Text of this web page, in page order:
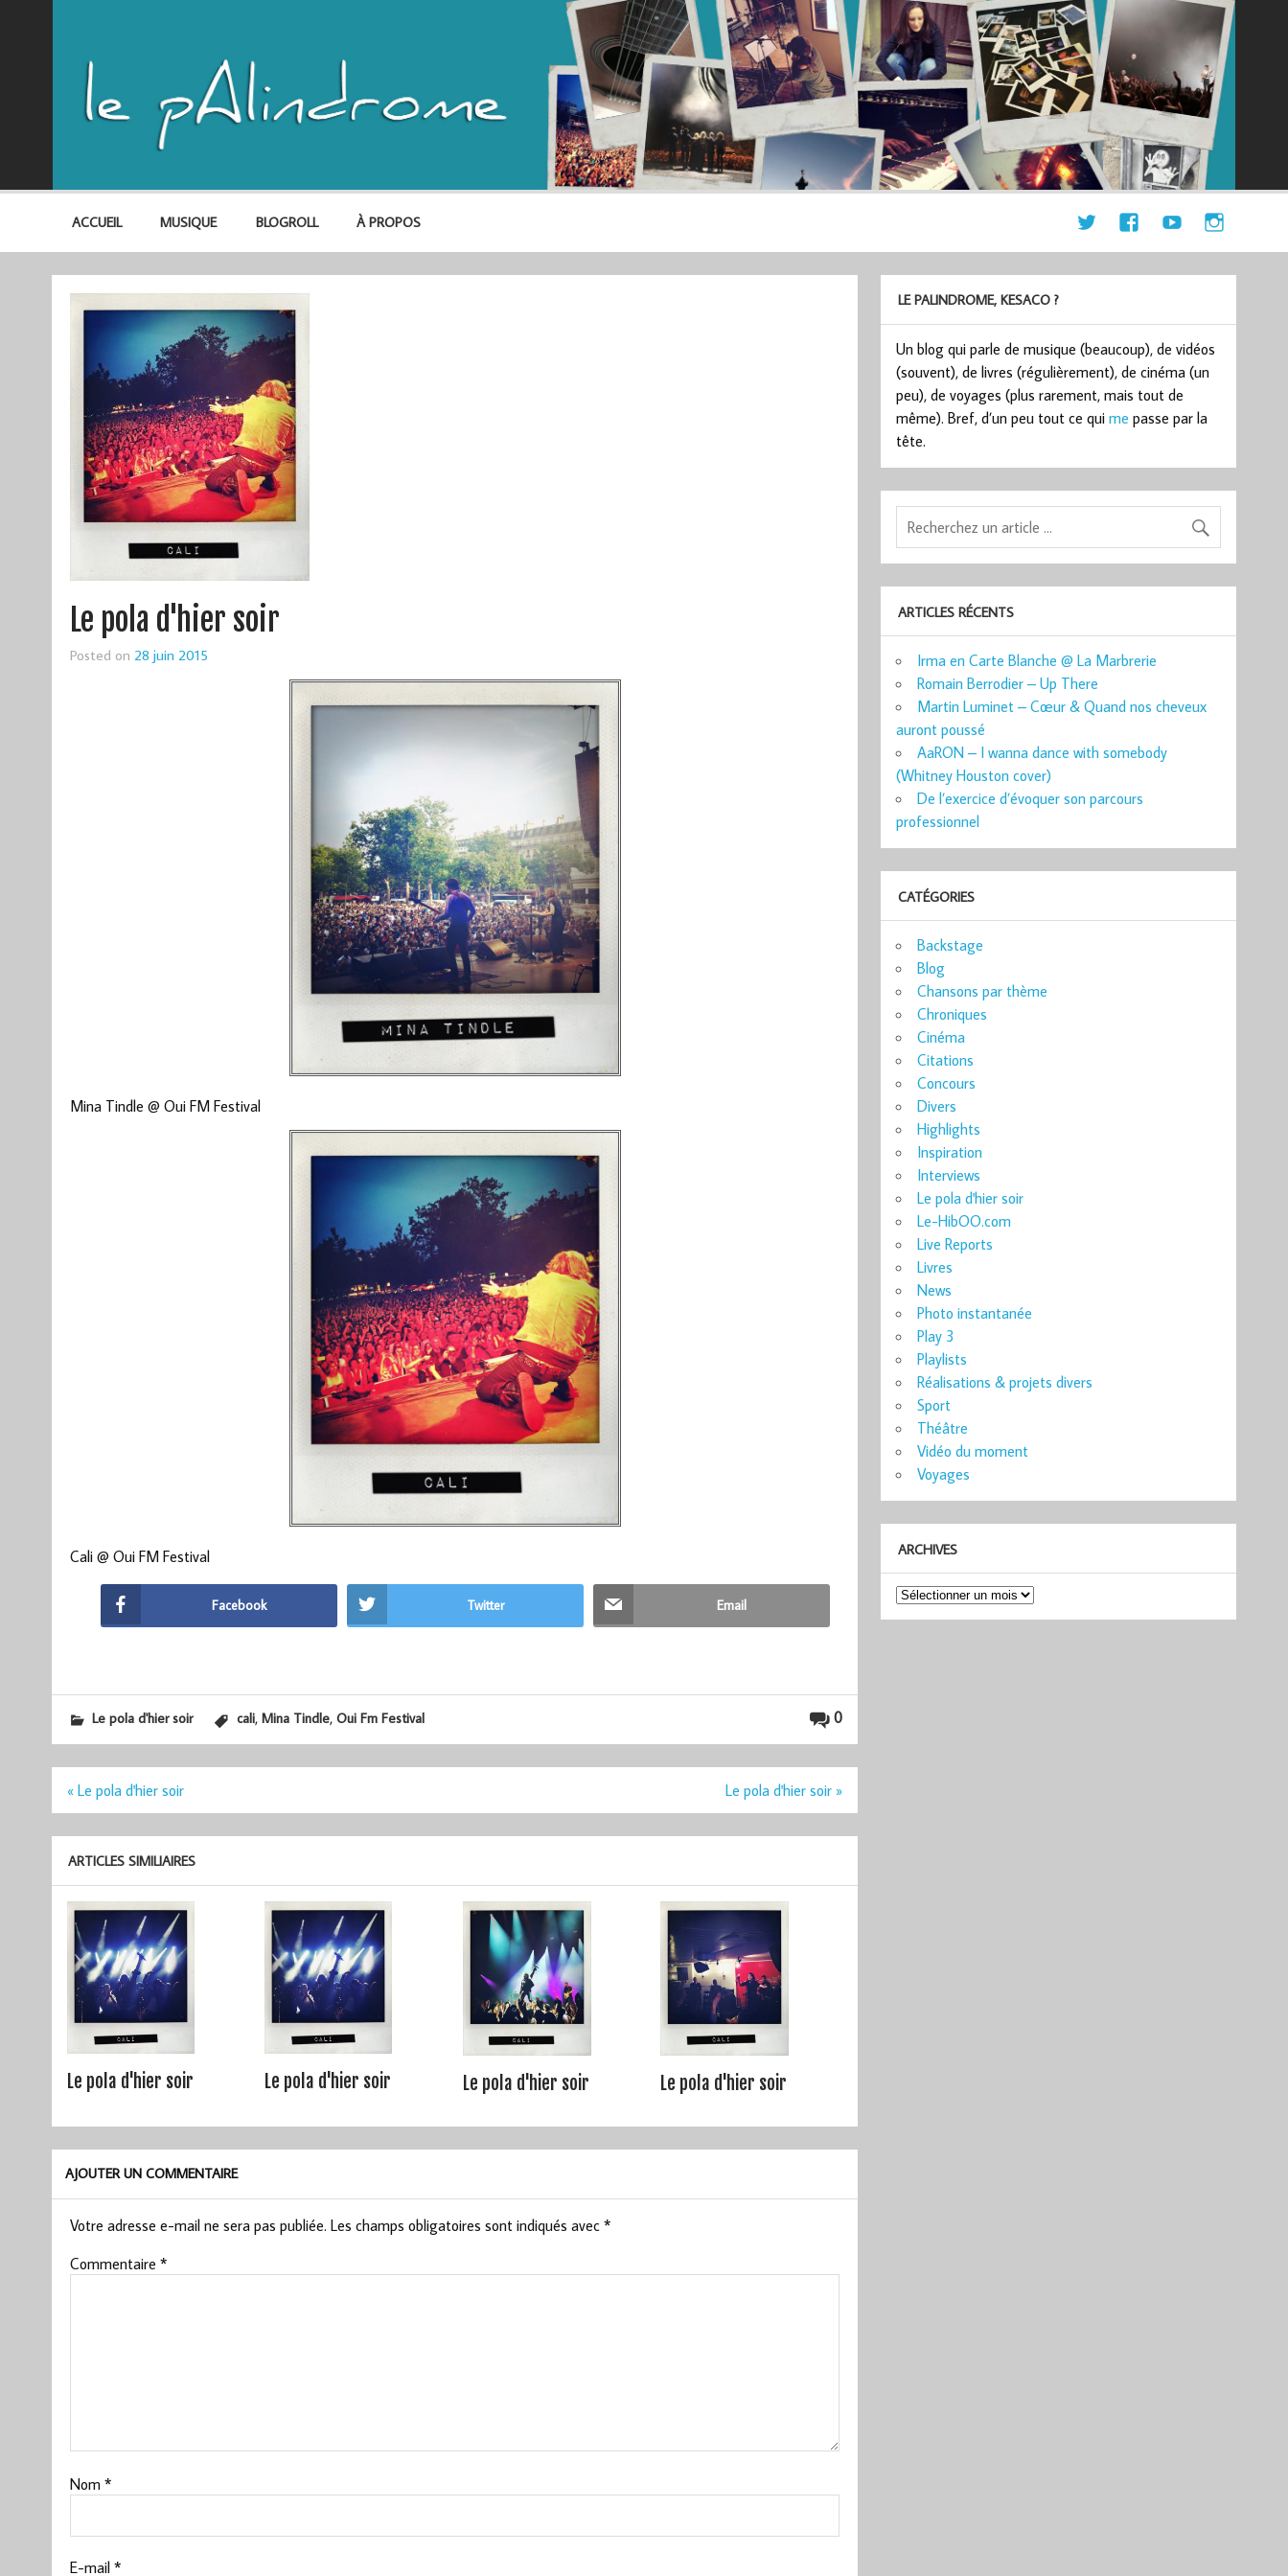
ACCUEIL MUSIQUE BLOGROLL À PROPOS
Le pola d'hier soir
Posted on 28 juin 2015
Mina Tindle @ Oui FM Festival
Cali @ Oui FM Festival
Facebook Twitter Email
0
Le pola d'hier soir cali, Mina Tindle, Oui Fm Festival
Navigation
l’article
« Le pola d'hier soir Le pola d'hier soir »
ARTICLES SIMILIAIRES
Le pola d'hier soir Le pola d'hier soir Le pola d'hier soir Le pola d'hier soir
AJOUTER UN COMMENTAIRE
Votre adresse e-mail ne sera pas publiée. Les champs obligatoires sont indiqués avec *
Commentaire *
Nom *
E-mail *
LE PALINDROME, KESACO ?
Un blog qui parle de musique (beaucoup), de vidéos
(souvent), de livres (régulièrement), de cinéma (un
peu), de voyages (plus rarement, mais tout de
même). Bref, d’un peu tout ce quime passe par la
tête.
ARTICLES RÉCENTS
Irma en Carte Blanche @ La Marbrerie
Romain Berrodier – Up There
Martin Luminet – Cœur & Quand nos cheveux
auront poussé
AaRON – I wanna dance with somebody
(Whitney Houston cover)
De l’exercice d’évoquer son parcours
professionnel
CATÉGORIES
Backstage
Blog
Chansons par thème
Chroniques
Cinéma
Citations
Concours
Divers
Highlights
Inspiration
Interviews
Le pola d'hier soir
Le-HibOO.com
Live Reports
Livres
News
Photo instantanée
Play 3
Playlists
Réalisations & projets divers
Sport
Théâtre
Vidéo du moment
Voyages
ARCHIVES
Archives